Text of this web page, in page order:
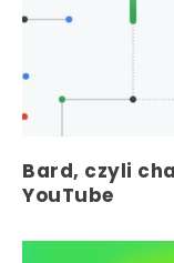
Bard, czyli
YouTube